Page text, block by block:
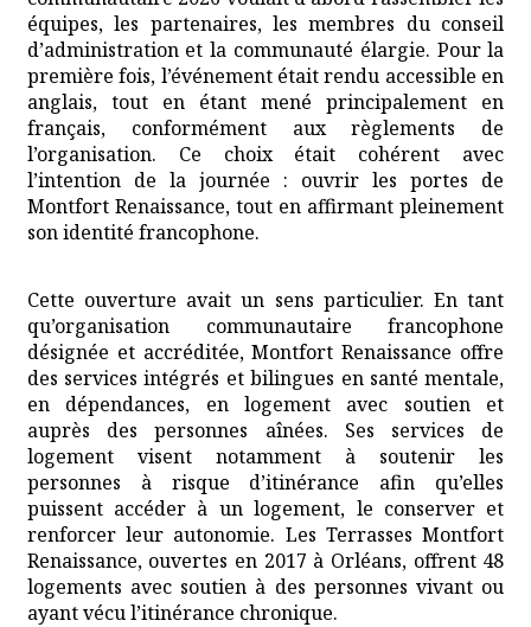
équipes, les partenaires, les membres du conseil
d’administration et la communauté élargie. Pour la
première fois, l’événement était rendu accessible en
anglais, tout en étant mené principalement en
français, conformément aux règlements de
l’organisation. Ce choix était cohérent avec
l’intention de la journée : ouvrir les portes de
Montfort Renaissance, tout en affirmant pleinement
son identité francophone.
Cette ouverture avait un sens particulier. En tant
qu’organisation communautaire francophone
désignée et accréditée, Montfort Renaissance offre
des services intégrés et bilingues en santé mentale,
en dépendances, en logement avec soutien et
auprès des personnes aînées. Ses services de
logement visent notamment à soutenir les
personnes à risque d’itinérance afin qu’elles
puissent accéder à un logement, le conserver et
renforcer leur autonomie. Les Terrasses Montfort
Renaissance, ouvertes en 2017 à Orléans, offrent 48
logements avec soutien à des personnes vivant ou
ayant vécu l’itinérance chronique.